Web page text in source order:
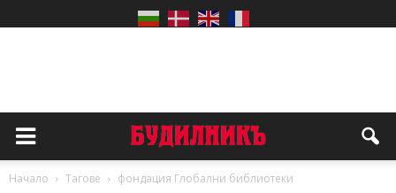
Начало Тагове фондация Глобални библиотеки